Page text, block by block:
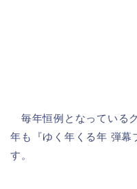
毎年恒例となっている
年も『ゆく年くる年 弾幕
す。